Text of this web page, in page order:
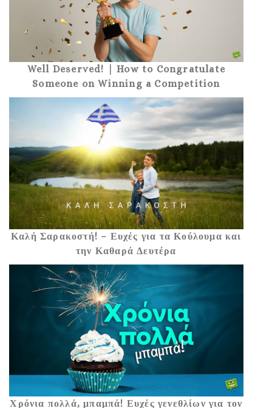
Well Deserved! | How to Congratulate
Someone on Winning a Competition
Καλή Σαρακοστή! – Ευχές για τα Κούλουμα και
την Καθαρά Δευτέρα
Χρόνια πολλά, μπαμπά! Ευχές γενεθλίων για τον